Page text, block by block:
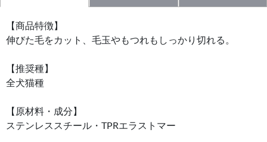
【商品特徴】
伸びた毛をカット、毛玉やもつれもしっかり切れる。
【推奨種】
全犬猫種
【原材料・成分】
ステンレススチール・TPRエラストマー